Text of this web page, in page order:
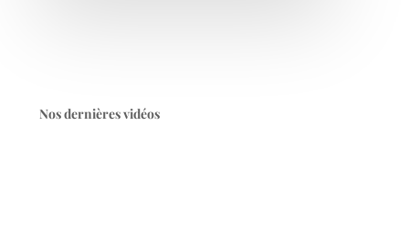
Nos dernières vidéos